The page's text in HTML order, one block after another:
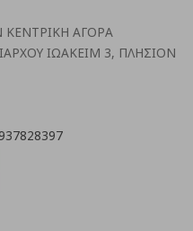
ΑΓΟΡΑ
ΙΩΑΚΕΙΜ 3, ΠΛΗΣΙΟΝ